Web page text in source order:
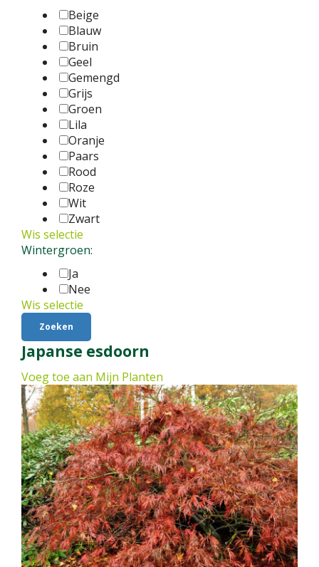
Beige
Blauw
Bruin
Geel
Gemengd
Grijs
Groen
Lila
Oranje
Paars
Rood
Roze
Wit
Zwart
Wis selectie
Wintergroen:
Ja
Nee
Wis selectie
Japanse esdoorn
Voeg toe aan Mijn Planten